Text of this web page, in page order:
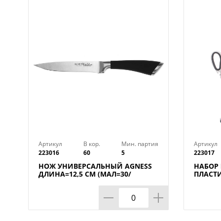
Артикул
223016
В кор.
60
Мин. партия
5
НОЖ УНИВЕРСАЛЬНЫЙ AGNESS
ДЛИНА=12,5 СМ (МАЛ=30/
Артикул
223017
НАБОР